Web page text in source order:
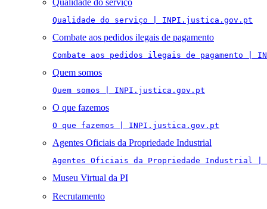
Qualidade do serviço
Qualidade do serviço | INPI.justica.gov.pt
Combate aos pedidos ilegais de pagamento
Combate aos pedidos ilegais de pagamento |
Quem somos
Quem somos | INPI.justica.gov.pt
O que fazemos
O que fazemos | INPI.justica.gov.pt
Agentes Oficiais da Propriedade Industrial
Agentes Oficiais da Propriedade Industrial
Museu Virtual da PI
Recrutamento